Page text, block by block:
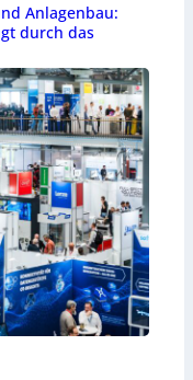
Anlagenbau:
durch das